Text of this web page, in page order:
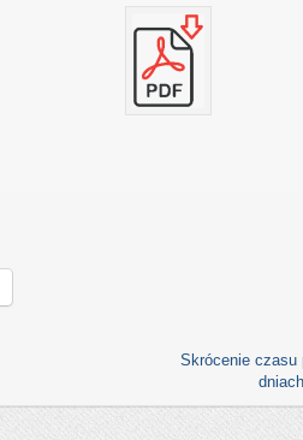
Skrócenie czasu